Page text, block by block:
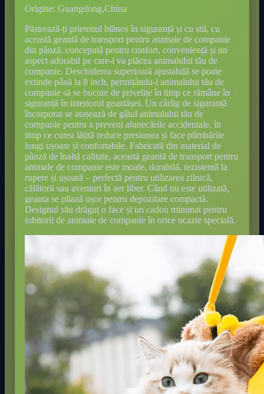
Origine: Guangdong,China
Păstrează-ți prietenul blănos în siguranță și cu stil, cu
această geantă de transport pentru animale de companie
din pânză, concepută pentru confort, conveniență și un
aspect adorabil pe care-i va plăcea animalului tău de
companie. Deschiderea superioară ajustabilă se poate
extinde până la 8 inch, permițându-i animalului tău de
companie să se bucure de privelițe în timp ce rămâne în
siguranță în interiorul geantășei. Un cârlig de siguranță
încorporat se atașează de gâtul animalului tău de
companie pentru a preveni alunecările accidentale, în
timp ce curea lățită reduce presiunea și face plimbările
lungi ușoare și confortabile. Fabricată din material de
pânză de înaltă calitate, această geantă de transport pentru
animale de companie este moale, durabilă, rezistentă la
rupere și ușoară – perfectă pentru utilizarea zilnică,
călătorii sau aventuri în aer liber. Când nu este utilizată,
geanta se pliază ușor pentru depozitare compactă.
Designul său drăguț o face și un cadou minunat pentru
iubitorii de animale de companie în orice ocazie specială.